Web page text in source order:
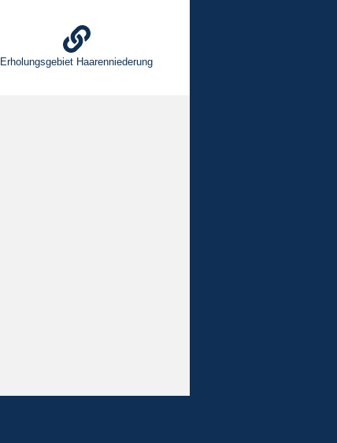
Erholungsgebiet Haarenniederung